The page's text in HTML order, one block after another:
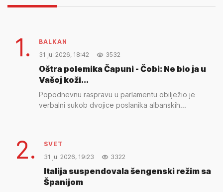
1.
BALKAN
31 jul 2026, 18:42
3532
Oštra polemika Čapuni - Čobi: Ne bio ja u
Vašoj koži...
Popodnevnu raspravu u parlamentu obilježio je
verbalni sukob dvojice poslanika albanskih...
2.
SVET
31 jul 2026, 19:23
3322
Italija suspendovala šengenski režim sa
Španijom